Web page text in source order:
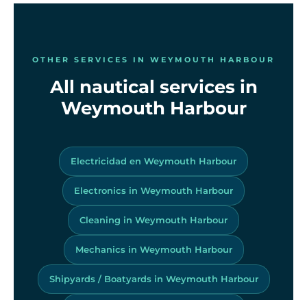
OTHER SERVICES IN WEYMOUTH HARBOUR
All nautical services in
Weymouth Harbour
Electricidad en Weymouth Harbour
Electronics in Weymouth Harbour
Cleaning in Weymouth Harbour
Mechanics in Weymouth Harbour
Shipyards / Boatyards in Weymouth Harbour